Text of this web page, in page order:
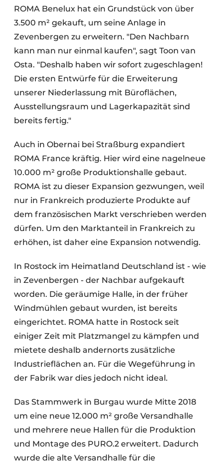
ROMA Benelux hat ein Grundstück von über
3.500 m² gekauft, um seine Anlage in
Zevenbergen zu erweitern. "Den Nachbarn
kann man nur einmal kaufen", sagt Toon van
Osta. "Deshalb haben wir sofort zugeschlagen!
Die ersten Entwürfe für die Erweiterung
unserer Niederlassung mit Büroflächen,
Ausstellungsraum und Lagerkapazität sind
bereits fertig."
Auch in Obernai bei Straßburg expandiert
ROMA France kräftig. Hier wird eine nagelneue
10.000 m² große Produktionshalle gebaut.
ROMA ist zu dieser Expansion gezwungen, weil
nur in Frankreich produzierte Produkte auf
dem französischen Markt verschrieben werden
dürfen. Um den Marktanteil in Frankreich zu
erhöhen, ist daher eine Expansion notwendig.
In Rostock im Heimatland Deutschland ist - wie
in Zevenbergen - der Nachbar aufgekauft
worden. Die geräumige Halle, in der früher
Windmühlen gebaut wurden, ist bereits
eingerichtet. ROMA hatte in Rostock seit
einiger Zeit mit Platzmangel zu kämpfen und
mietete deshalb andernorts zusätzliche
Industrieflächen an. Für die Wegeführung in
der Fabrik war dies jedoch nicht ideal.
Das Stammwerk in Burgau wurde Mitte 2018
um eine neue 12.000 m² große Versandhalle
und mehrere neue Hallen für die Produktion
und Montage des PURO.2 erweitert. Dadurch
wurde die alte Versandhalle für die